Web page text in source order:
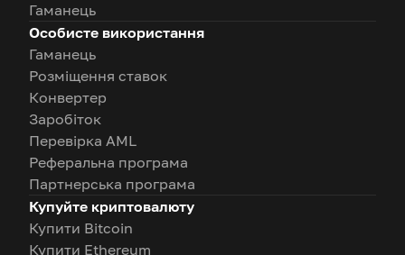
Гаманець
Особисте використання
Гаманець
Розміщення ставок
Конвертер
Заробіток
Перевірка AML
Реферальна програма
Партнерська програма
Купуйте криптовалюту
Купити Bitcoin
Купити Ethereum